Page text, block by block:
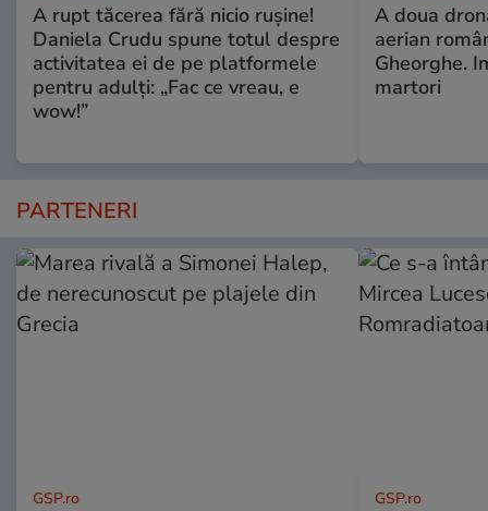
A rupt tăcerea fără nicio rușine!
Daniela Crudu spune totul despre
activitatea ei de pe platformele
pentru adulți: „Fac ce vreau, e
wow!”
A doua
aerian
Gheorghe.
martori
PARTENERI
GSP.ro GSP.ro